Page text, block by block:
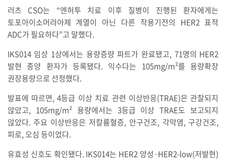
러츠 CSO는 “엔허투 치료 이후 질병이 진행된 환자에게는
토포아이소머라아제 계열이 아닌 다른 작용기전의 HER2 표적
ADC가 필요하다”고 말했다.
IKS014 임상 1상에서는 용량증량 파트가 완료됐고, 71명의 HER2
발현 종양 환자가 등록됐다. 익수다는 105mg/m²를 용량확장
권장용량으로 선정했다.
발표에 따르면, 4등급 이상 치료 관련 이상반응(TRAE)은 관찰되지
않았고, 105mg/m² 용량에서는 3등급 이상 TRAE도 보고되지
않았다. 주요 이상반응은 저칼륨혈증, 안구건조, 각막염, 구강건조,
피로, 오심 등이었다.
유효성 신호도 확인됐다. IKS014는 HER2 양성·HER2-low(저발현)